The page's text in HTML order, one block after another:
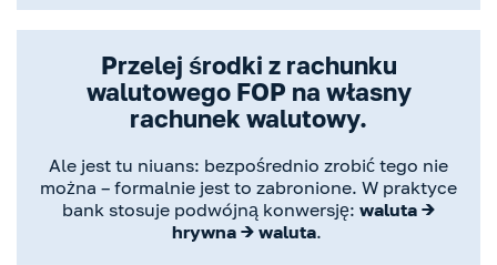
Przelej środki z rachunku
walutowego FOP na własny
rachunek walutowy.
Ale jest tu niuans: bezpośrednio zrobić tego nie
można – formalnie jest to zabronione. W praktyce
bank stosuje podwójną konwersję: waluta →
hrywna → waluta.